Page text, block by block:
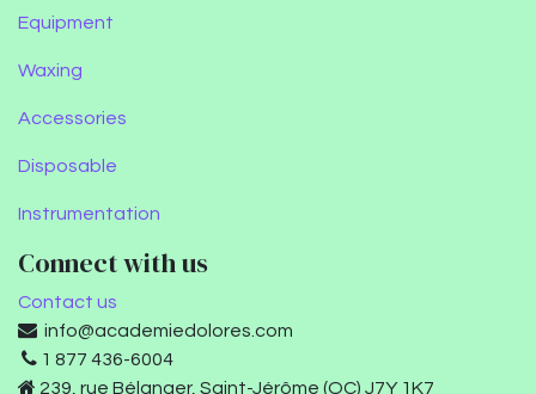
Equipment
Waxing
Accessories
Disposable
Instrumentation
Connect with us
Contact us
info@academiedolores.com
1 877 436-6004
239, rue Bélanger, Saint-Jérôme (QC) J7Y 1K7